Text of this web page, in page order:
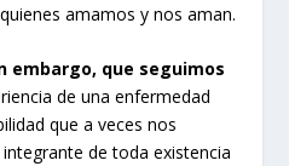
amamos y nos aman.
embargo, que seguimos
de una enfermedad
que a veces nos
de toda existencia